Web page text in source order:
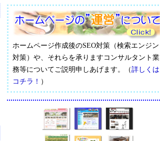
ホームページ作成後のSEO対策（検索エンジン
対策）や、それらを承りますコンサルタント業
務等についてご説明申しあげます。（詳しくは
コチラ！ ）